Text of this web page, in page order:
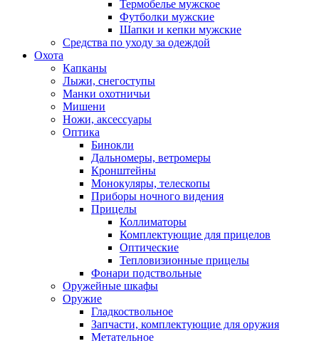
Термобелье мужское
Футболки мужские
Шапки и кепки мужские
Средства по уходу за одеждой
Охота
Капканы
Лыжи, снегоступы
Манки охотничьи
Мишени
Ножи, аксессуары
Оптика
Бинокли
Дальномеры, ветромеры
Кронштейны
Монокуляры, телескопы
Приборы ночного видения
Прицелы
Коллиматоры
Комплектующие для прицелов
Оптические
Тепловизионные прицелы
Фонари подствольные
Оружейные шкафы
Оружие
Гладкоствольное
Запчасти, комплектующие для оружия
Метательное